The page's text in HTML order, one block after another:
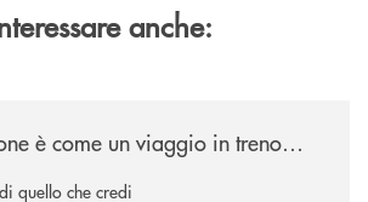
anche:
è come un viaggio in treno…
quello che credi